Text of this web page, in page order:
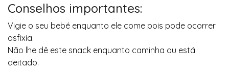
Conselhos importantes:
Vigie o seu bebé enquanto ele come pois pode ocorrer
asfixia.
Não lhe dê este snack enquanto caminha ou está
deitado.